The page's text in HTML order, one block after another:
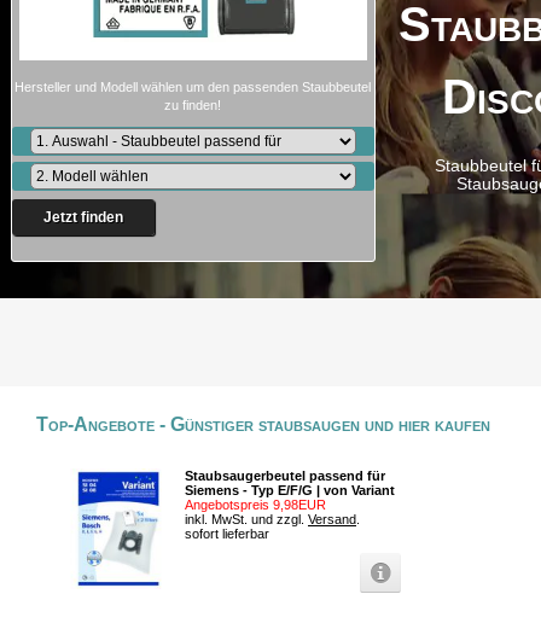
Staubbeutel
Hersteller und Modell wählen um den passenden Staubbeutel
zu finden!
Jetzt finden
Top-Angebote - Günstiger staubsaugen und hier kaufen
Staubsaugerbeutel passend für
Siemens - Typ E/F/G | von Variant
Angebotspreis 9,98EUR
inkl. MwSt. und zzgl. Versand
sofort lieferbar